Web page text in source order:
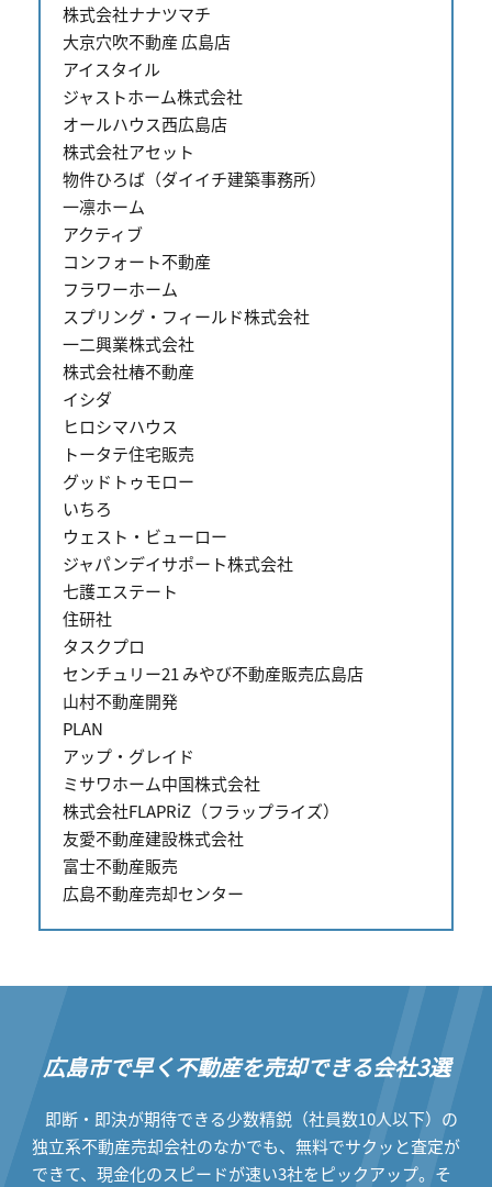
株式会社ナナツマチ
大京穴吹不動産 広島店
アイスタイル
ジャストホーム株式会社
オールハウス西広島店
株式会社アセット
物件ひろば（ダイイチ建築事務所）
一凛ホーム
アクティブ
コンフォート不動産
フラワーホーム
スプリング・フィールド株式会社
一二興業株式会社
株式会社椿不動産
イシダ
ヒロシマハウス
トータテ住宅販売
グッドトゥモロー
いちろ
ウェスト・ビューロー
ジャパンデイサポート株式会社
七護エステート
住研社
タスクプロ
センチュリー21 みやび不動産販売広島店
山村不動産開発
PLAN
アップ・グレイド
ミサワホーム中国株式会社
株式会社FLAPRiZ（フラップライズ）
友愛不動産建設株式会社
富士不動産販売
広島不動産売却センター
広島市で早く不動産を売却できる会社3選
即断・即決が期待できる少数精鋭（社員数10人以下）の
独立系不動産売却会社のなかでも、無料でサクッと査定が
できて、現金化のスピードが速い3社をピックアップ。そ